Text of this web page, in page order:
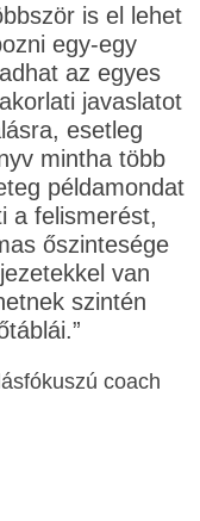
is el lehet
egy-egy
az egyes
javaslatot
esetleg
mintha több
példamondat
a felismerést,
őszintesége
van
szintén
jelzőtáblái.”
coach